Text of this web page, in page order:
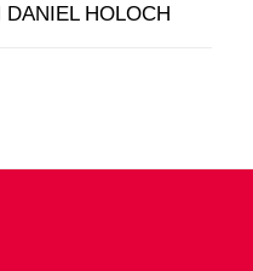
DANIEL HOLOCH